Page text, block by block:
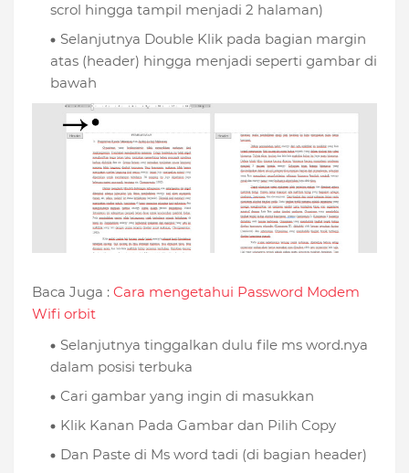
scrol hingga tampil menjadi 2 halaman)
Selanjutnya Double Klik pada bagian margin
atas (header) hingga menjadi seperti gambar di
bawah
Baca Juga : Cara mengetahui Password Modem
Wifi orbit
Selanjutnya tinggalkan dulu file ms word.nya
dalam posisi terbuka
Cari gambar yang ingin di masukkan
Klik Kanan Pada Gambar dan Pilih Copy
Dan Paste di Ms word tadi (di bagian header)